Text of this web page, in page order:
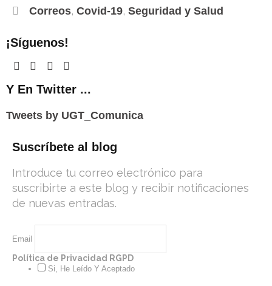
.
o
Correos, Covid-19, Seguridad y Salud
¡Síguenos!
Y En Twitter ...
Tweets by UGT_Comunica
Suscríbete al blog
Introduce tu correo electrónico para
suscribirte a este blog y recibir notificaciones
de nuevas entradas.
Email
Política de Privacidad RGPD
Si, He Leído Y Aceptado